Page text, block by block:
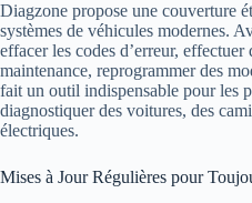
Diagzone propose une couverture
systèmes de véhicules modernes.
effacer les codes d’erreur,
maintenance, reprogrammer des
fait un outil indispensable pour les
diagnostiquer des voitures, des
électriques.
Mises à Jour Régulières pour